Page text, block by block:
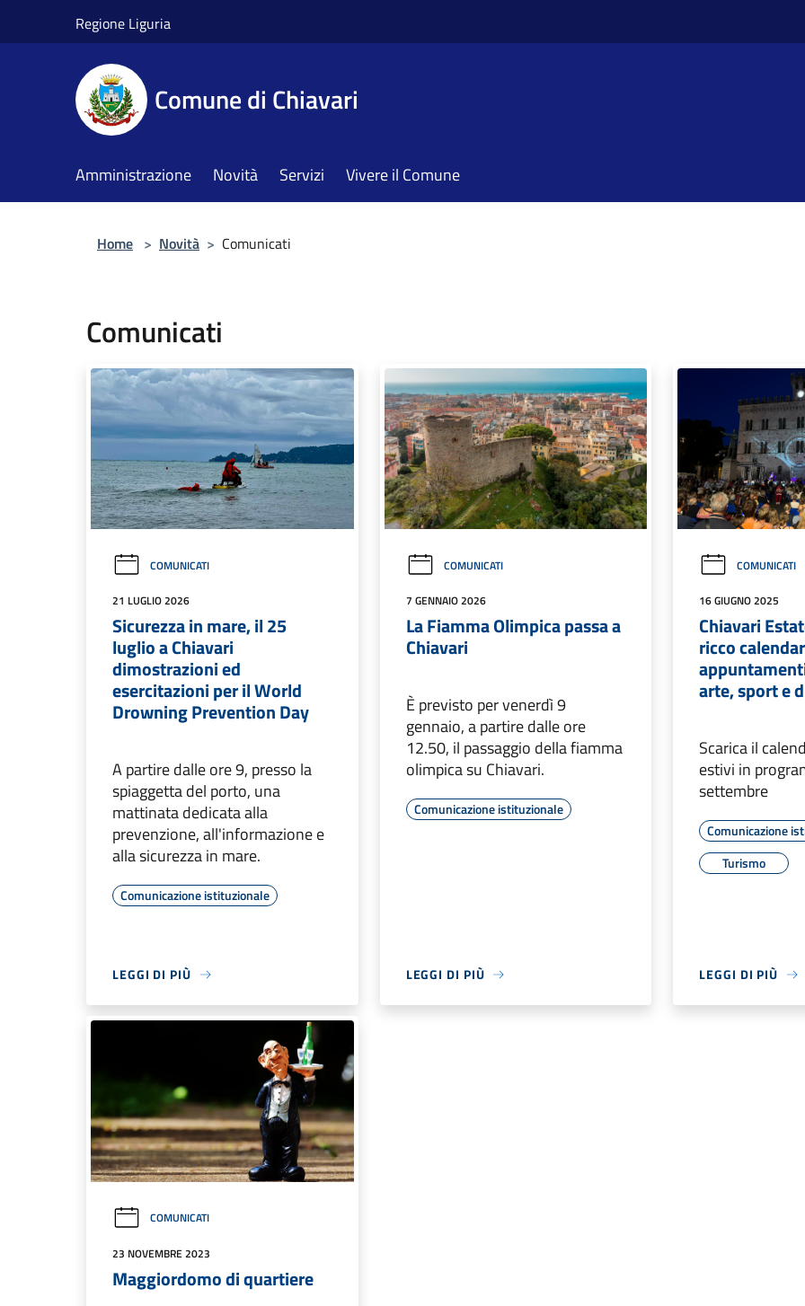
Regione Liguria
Comune di Chiavari
Amministrazione Novità Servizi Vivere il Comune
Home > Novità > Comunicati
Comunicati
COMUNICATI
21 LUGLIO 2026
Sicurezza in mare, il 25
luglio a Chiavari
dimostrazioni ed
esercitazioni per il World
Drowning Prevention Day
A partire dalle ore 9, presso la
spiaggetta del porto, una
mattinata dedicata alla
prevenzione, all'informazione e
alla sicurezza in mare.
Comunicazione istituzionale
LEGGI DI PIÙ
COMUNICATI
7 GENNAIO 2026
La Fiamma Olimpica passa a
Chiavari
È previsto per venerdì 9
gennaio, a partire dalle ore
12.50, il passaggio della fiamma
olimpica su Chiavari.
Comunicazione istituzionale
LEGGI DI PIÙ
COMUNICATI
16 GIUGNO 2025
Chiavari
ricco
arte, sport e
Scarica il
estivi in
settembre
Comunicazione
Turismo
LEGGI DI PIÙ
COMUNICATI
23 NOVEMBRE 2023
Maggiordomo di quartiere